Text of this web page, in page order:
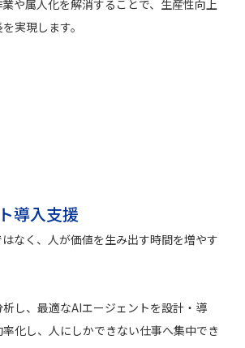
や属人化を解消することで、生産性向上
実現します。
導入支援
なく、人が価値を生み出す時間を増やす
し、最適なAIエージェントを設計・導
化し、人にしかできない仕事へ集中でき